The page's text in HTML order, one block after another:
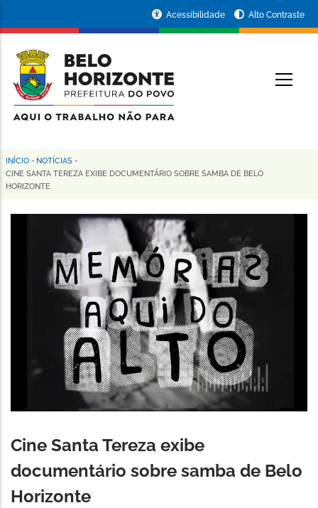
conteúdo
principal
da
Prefeitura
de
Horizonte
Acessibilidade Alto Contraste
Trilha
de
navegação
INÍCIO - NOTÍCIAS -
CINE SANTA TEREZA EXIBE DOCUMENTÁRIO SOBRE SAMBA DE BELO
HORIZONTE
Cine Santa Tereza exibe
documentário sobre samba de Belo
Horizonte